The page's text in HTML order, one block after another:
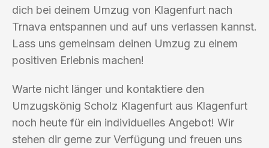
dich bei deinem Umzug von Klagenfurt nach
Trnava entspannen und auf uns verlassen kannst.
Lass uns gemeinsam deinen Umzug zu einem
positiven Erlebnis machen!
Warte nicht länger und kontaktiere den
Umzugskönig Scholz Klagenfurt aus Klagenfurt
noch heute für ein individuelles Angebot! Wir
stehen dir gerne zur Verfügung und freuen uns